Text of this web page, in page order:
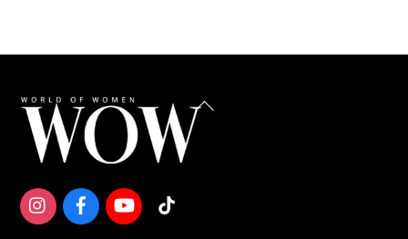
Back